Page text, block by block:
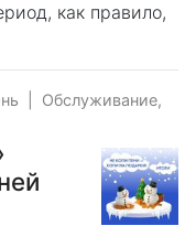
как правило,
Обслуживание,